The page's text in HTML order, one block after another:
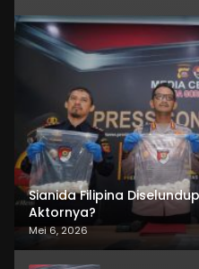
Sianida Filipina
Aktornya?
Mei 6, 2026